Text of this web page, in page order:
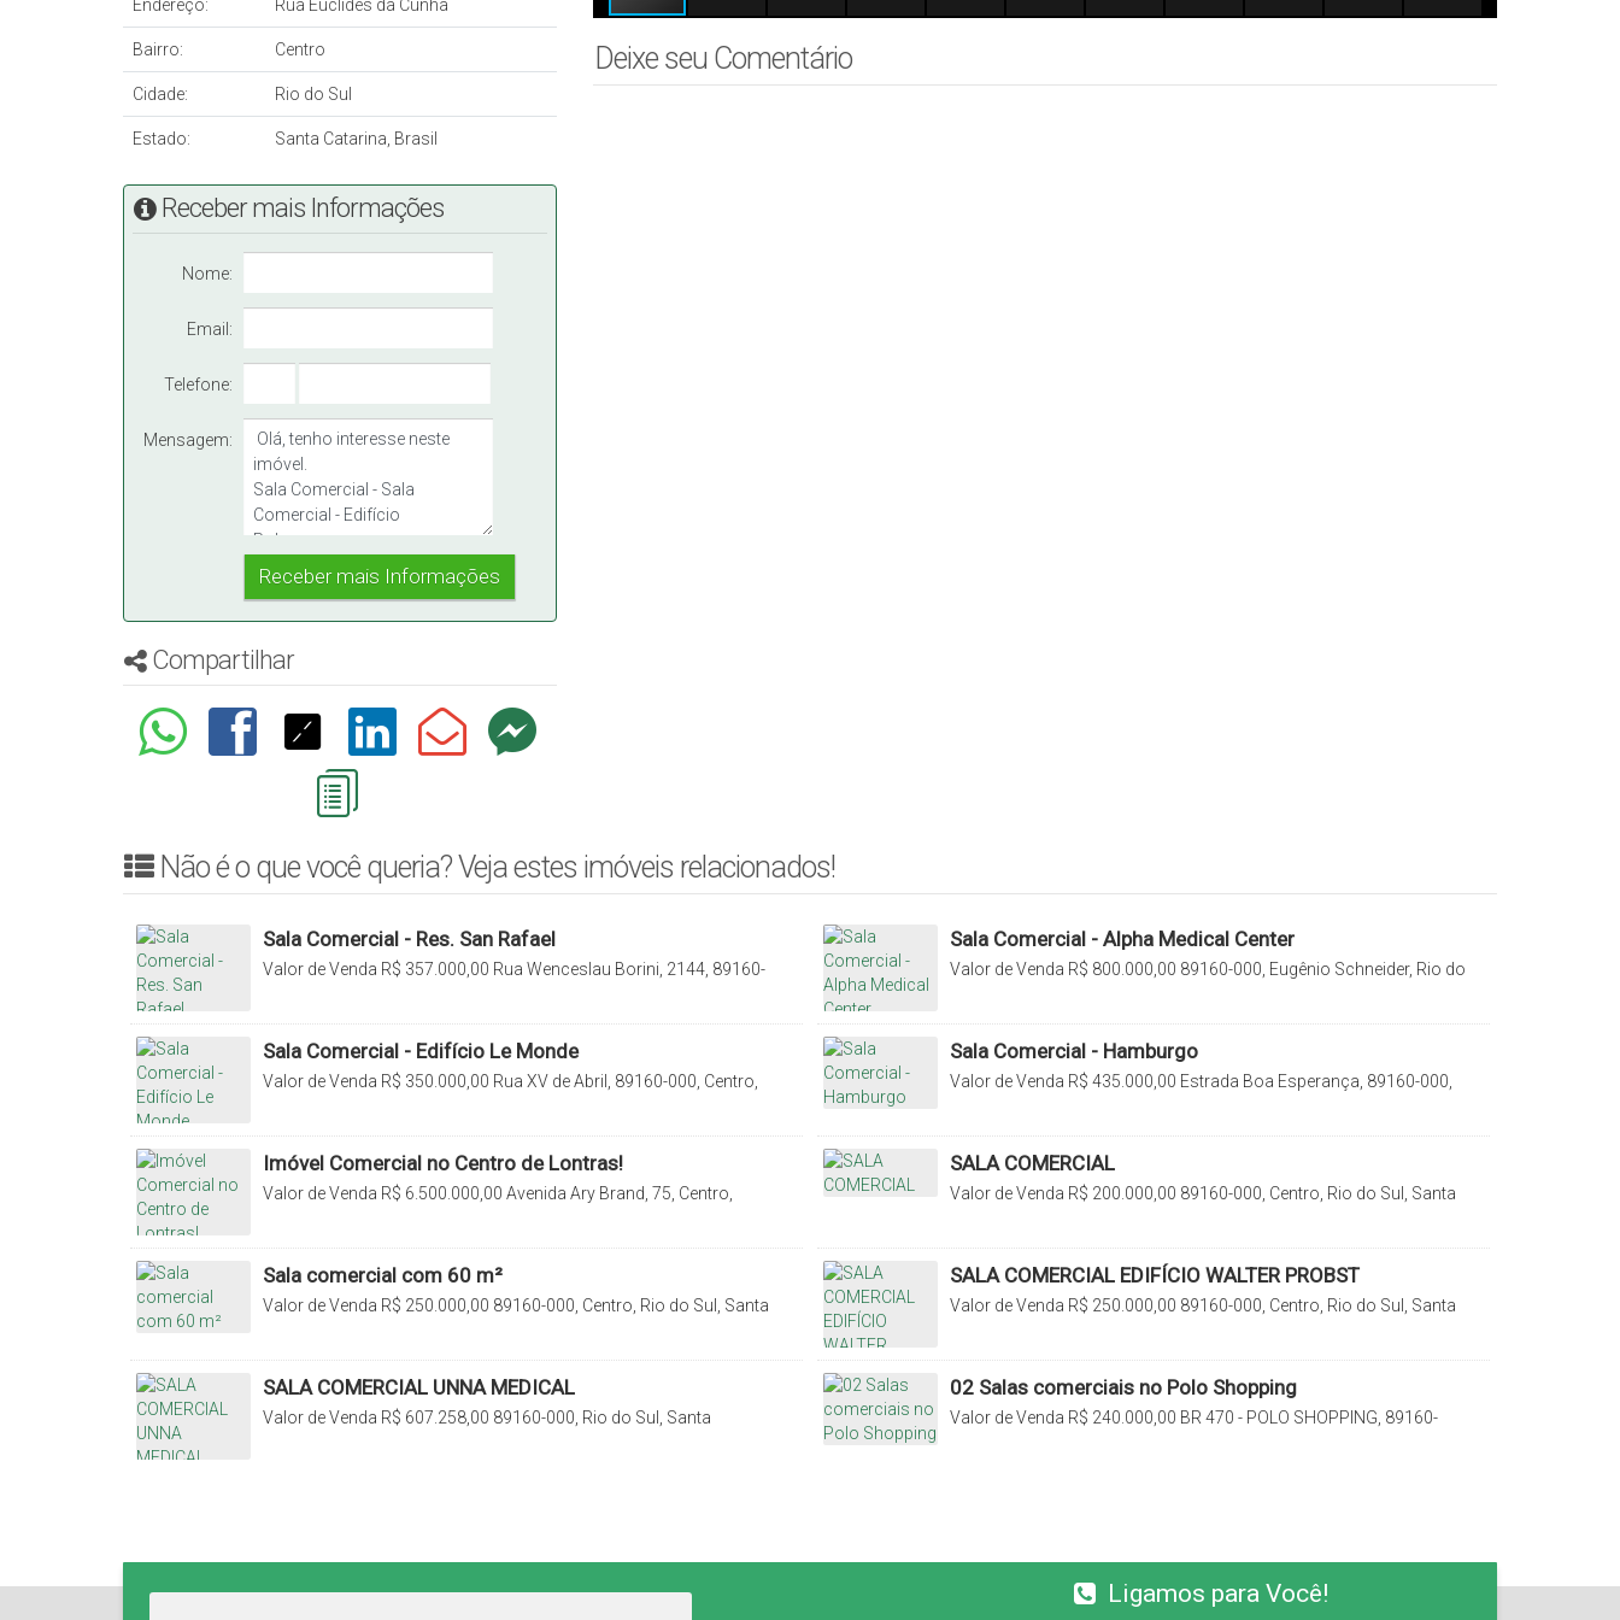
Endereço: Rua Euclides da Cunha
Bairro: Centro
Cidade: Rio do Sul
Estado: Santa Catarina, Brasil
Receber mais Informações
Nome:
Email:
Telefone:
Mensagem:
Compartilhar
Deixe seu Comentário
Não é o que você queria? Veja estes imóveis relacionados!
Sala Comercial - Res. San Rafael
R$ 357.000,00
Valor de Venda
Rua Wenceslau Borini, 2144, 89160-
Sala Comercial - Alpha Medical Center
R$ 800.000,00
Valor de Venda
89160-000, Eugênio Schneider, Rio do
Sala Comercial - Edifício Le Monde
R$ 350.000,00
Valor de Venda
Rua XV de Abril, 89160-000, Centro,
Sala Comercial - Hamburgo
R$ 435.000,00
Valor de Venda
Estrada Boa Esperança, 89160-000,
Imóvel Comercial no Centro de Lontras!
R$ 6.500.000,00
Valor de Venda
Avenida Ary Brand, 75, Centro,
SALA COMERCIAL
R$ 200.000,00
Valor de Venda
89160-000, Centro, Rio do Sul, Santa
Sala comercial com 60 m²
R$ 250.000,00
Valor de Venda
89160-000, Centro, Rio do Sul, Santa
SALA COMERCIAL EDIFÍCIO WALTER PROBST
R$ 250.000,00
Valor de Venda
89160-000, Centro, Rio do Sul, Santa
SALA COMERCIAL UNNA MEDICAL
R$ 607.258,00
Valor de Venda
89160-000, Rio do Sul, Santa
02 Salas comerciais no Polo Shopping
R$ 240.000,00
Valor de Venda
BR 470 - POLO SHOPPING, 89160-
Ligamos para Você!